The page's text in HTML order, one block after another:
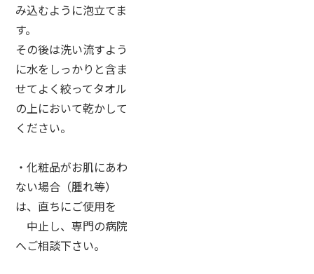
み込むように泡立てま
す。
その後は洗い流すよう
に水をしっかりと含ま
せてよく絞ってタオル
の上において乾かして
ください。
・化粧品がお肌にあわ
ない場合（腫れ等）
は、直ちにご使用を
中止し、専門の病院
へご相談下さい。